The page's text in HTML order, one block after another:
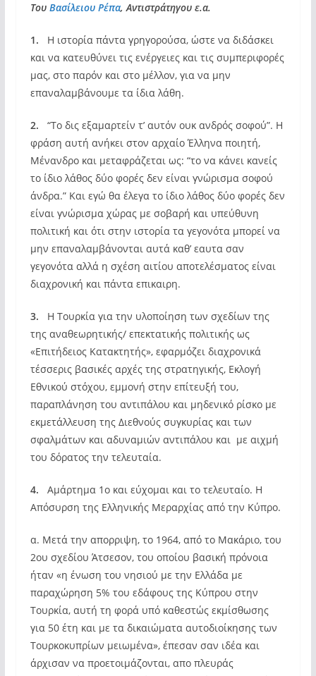
Του Βασίλειου Ρέπα, Αντιστράτηγου ε.α.
1.
Η ιστορία πάντα γρηγορούσα, ώστε να διδάσκει
και να κατευθύνει τις ενέργειες και τις συμπεριφορές
μας, στο παρόν και στο μέλλον, για να μην
επαναλαμβάνουμε τα ίδια λάθη.
2. “Το δις εξαμαρτείν τ’ αυτόν ουκ ανδρός σοφού”. Η
φράση αυτή ανήκει στον αρχαίο Έλληνα ποιητή,
Μένανδρο και μεταφράζεται ως: “το να κάνει κανείς
το ίδιο λάθος δύο φορές δεν είναι γνώρισμα σοφού
άνδρα.” Και εγώ θα έλεγα το ίδιο λάθος δύο φορές δεν
είναι γνώρισμα χώρας με σοβαρή και υπεύθυνη
πολιτική και ότι στην ιστορία τα γεγονότα μπορεί να
μην επαναλαμβάνονται αυτά καθ’ εαυτα σαν
γεγονότα αλλά η σχέση αιτίου αποτελέσματος είναι
διαχρονική και πάντα επικαιρη.
3.
Η Τουρκία για την υλοποίηση των σχεδίων της
της αναθεωρητικής/ επεκτατικής πολιτικής ως
«Επιτήδειος Κατακτητής», εφαρμόζει διαχρονικά
τέσσερις βασικές αρχές της στρατηγικής, Εκλογή
Εθνικού στόχου, εμμονή στην επίτευξή του,
παραπλάνηση του αντιπάλου και μηδενικό ρίσκο με
εκμετάλλευση της Διεθνούς συγκυρίας και των
σφαλμάτων και αδυναμιών αντιπάλου και με αιχμή
του δόρατος την τελευταία.
4.
Αμάρτημα 1ο και εύχομαι και το τελευταίο. Η
Απόσυρση της Ελληνικής Μεραρχίας από την Κύπρο.
α. Μετά την απορριψη, το 1964, από το Μακάριο, του
2ου σχεδίου Άτσεσον, του οποίου βασική πρόνοια
ήταν «η ένωση του νησιού με την Ελλάδα με
παραχώρηση 5% του εδάφους της Κύπρου στην
Τουρκία, αυτή τη φορά υπό καθεστώς εκμίσθωσης
για 50 έτη και με τα δικαιώματα αυτοδιοίκησης των
Τουρκοκυπρίων μειωμένα», έπεσαν σαν ιδέα και
άρχισαν να προετοιμάζονται, απο πλευράς